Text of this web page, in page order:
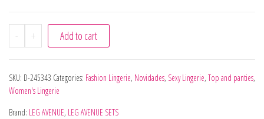
- + Add to cart
SKU: D-245343 Categories: Fashion Lingerie, Novidades, Sexy Lingerie, Top and panties,
Women's Lingerie
Brand: LEG AVENUE, LEG AVENUE SETS